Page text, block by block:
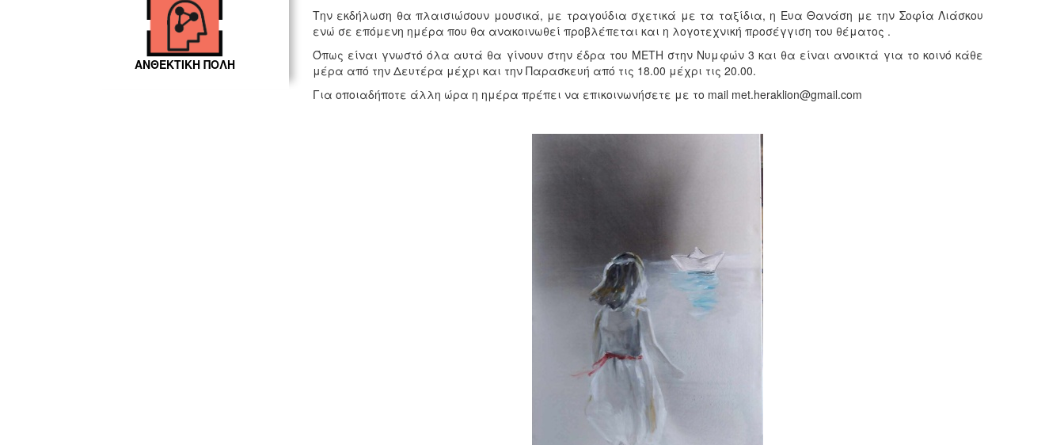
ΑΝΘΕΚΤΙΚΗ ΠΟΛΗ
Την εκδήλωση θα πλαισιώσουν μουσικά, με τραγούδια σχετικά με τα ταξίδια, η Eυα Θανάση με την Σοφία Λιάσκου
ενώ σε επόμενη ημέρα που θα ανακοινωθεί προβλέπεται και η λογοτεχνική προσέγγιση του θέματος .
Όπως είναι γνωστό όλα αυτά θα γίνουν στην έδρα του ΜΕΤΗ στην Νυμφών 3 και θα είναι ανοικτά για το κοινό κάθε
μέρα από την Δευτέρα μέχρι και την Παρασκευή από τις 18.00 μέχρι τις 20.00.
Για οποιαδήποτε άλλη ώρα η ημέρα πρέπει να επικοινωνήσετε με το mail met.heraklion@gmail.com